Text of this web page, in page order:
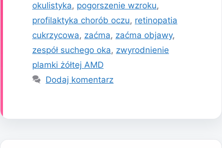
okulistyka, pogorszenie wzroku,
profilaktyka chorób oczu, retinopatia
cukrzycowa, zaćma, zaćma objawy,
zespół suchego oka, zwyrodnienie
plamki żółtej AMD
Dodaj komentarz